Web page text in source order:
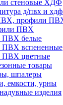
стеновые ХДФ
д/пвх и хдф
профили
ПВХ
ПВХ белые
ПВХ вспененные
ПВХ цветные
товары
шпалеры
емкости, урны
изделия